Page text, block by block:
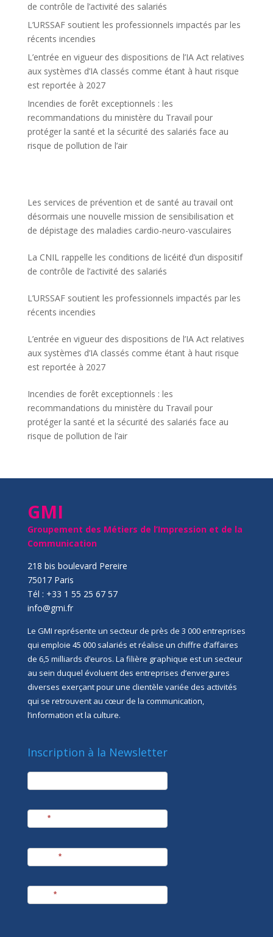
de contrôle de l’activité des salariés
L’URSSAF soutient les professionnels impactés par les
récents incendies
L’entrée en vigueur des dispositions de l’IA Act relatives
aux systèmes d’IA classés comme étant à haut risque
est reportée à 2027
Incendies de forêt exceptionnels : les
recommandations du ministère du Travail pour
protéger la santé et la sécurité des salariés face au
risque de pollution de l’air
Les services de prévention et de santé au travail ont
désormais une nouvelle mission de sensibilisation et
de dépistage des maladies cardio-neuro-vasculaires
La CNIL rappelle les conditions de licéité d’un dispositif
de contrôle de l’activité des salariés
L’URSSAF soutient les professionnels impactés par les
récents incendies
L’entrée en vigueur des dispositions de l’IA Act relatives
aux systèmes d’IA classés comme étant à haut risque
est reportée à 2027
Incendies de forêt exceptionnels : les
recommandations du ministère du Travail pour
protéger la santé et la sécurité des salariés face au
risque de pollution de l’air
GMI
Groupement des Métiers de l’Impression et de la
Communication
218 bis boulevard Pereire
75017 Paris
Tél : +33 1 55 25 67 57
info@gmi.fr
Le GMI représente un secteur de près de 3 000 entreprises
qui emploie 45 000 salariés et réalise un chiffre d’affaires
de 6,5 milliards d’euros. La filière graphique est un secteur
au sein duquel évoluent des entreprises d’envergures
diverses exerçant pour une clientèle variée des activités
qui se retrouvent au cœur de la communication,
l’information et la culture.
Inscription à la Newsletter
newsletter
*
*
*